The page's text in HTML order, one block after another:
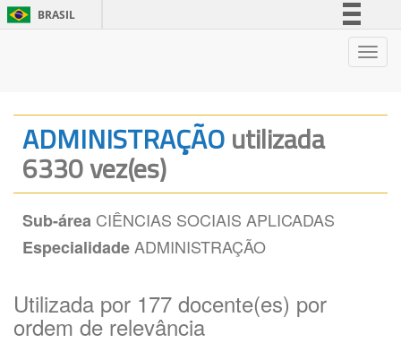
BRASIL
Legislação
ADMINISTRAÇÃOutilizada
6330 vez(es)
Sub-área CIÊNCIAS SOCIAIS APLICADAS
Especialidade ADMINISTRAÇÃO
Utilizada por 177 docente(es) por
ordem de relevância